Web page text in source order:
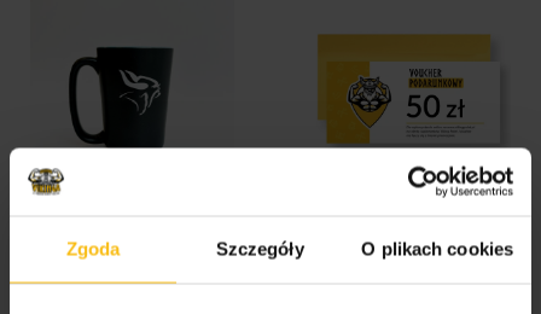
Zgoda Szczegóły O plikach cookies
20,00
Viking Point –